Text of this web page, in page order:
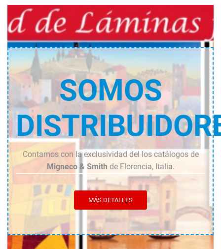
SOMOS
Contamos con la exclusividad del los catálogos de
Migneco & Smith de Florencia, Italia.
MÁS DETALLES